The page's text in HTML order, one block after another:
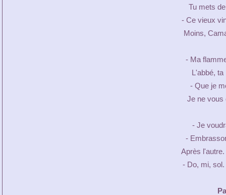
Tu mets
- Ce vieux
Moins,
- Ma
L'abbé,
- Que je
Je ne vous
- Je
-
Après
- Do, mi, sol.